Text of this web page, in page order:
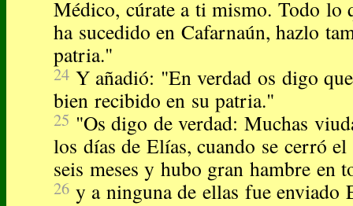
Médico, cúrate a ti mismo. Todo lo
ha sucedido en Cafarnaún, hazlo
patria."
24 Y añadió: "En verdad os digo
bien recibido en su patria."
25 "Os digo de verdad: Muchas
los días de Elías, cuando se cerró
seis meses y hubo gran hambre en
26 y a ninguna de ellas fue enviado